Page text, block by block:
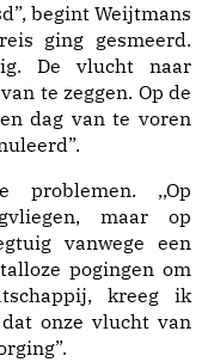
begint Weijtmans
ging gesmeerd.
De vlucht naar
te zeggen. Op de
dag van te voren
problemen. ,,Op
maar op
vanwege een
pogingen om
kreeg ik
onze vlucht van